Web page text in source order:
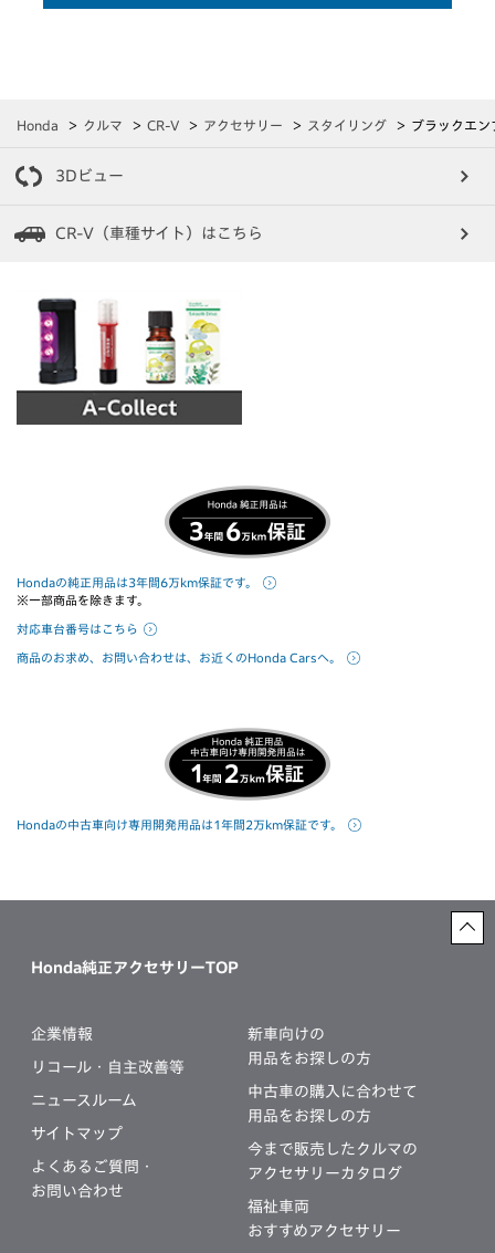
Honda クルマ CR-V アクセサリー スタイリング ブラックエン
3Dビュー
CR-V（車種サイト）はこちら
Hondaの純正用品は3年間6万km保証です。
※一部商品を除きます。
対応車台番号はこちら
商品のお求め、お問い合わせは、お近くのHonda Carsへ。
Hondaの中古車向け専用開発用品は1年間2万km保証です。
Honda純正アクセサリーTOP
企業情報
リコール・自主改善等
ニュースルーム
サイトマップ
よくあるご質問・
お問い合わせ
新車向けの
用品をお探しの方
中古車の購入に合わせて
用品をお探しの方
今まで販売したクルマの
アクセサリーカタログ
福祉車両
おすすめアクセサリー